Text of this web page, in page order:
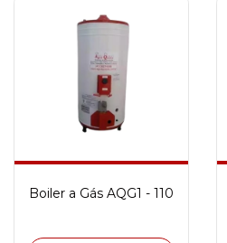
Boiler a Gás AQG1 - 110